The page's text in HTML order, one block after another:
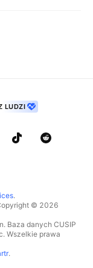
LUDZI
.
© 2026
Baza danych CUSIP
Wszelkie prawa
.